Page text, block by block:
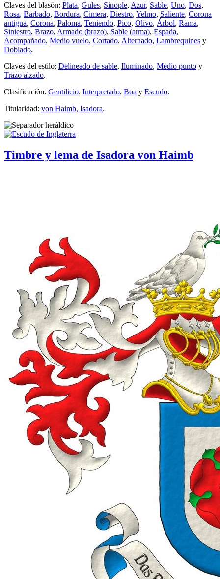
Claves del blasón: Plata, Gules, Sinople, Azur, Sable, Uno, Dos,
Rosa, Barbado, Bordura, Cimera, Diestro, Yelmo, Saliente, Corona
antigua, Corona, Paloma, Teniendo, Pico, Olivo, Árbol, Rama,
Siniestro, Brazo, Armado (brazo), Sable (arma), Espada,
Acompañado, Medio vuelo, Cortado, Alternado, Lambrequines y
Doblado.
Claves del estilo: Delineado de sable, Iluminado, Medio punto y
Trazo alzado.
Clasificación: Gentilicio, Interpretado, Boa y Escudo.
Titularidad: von Haimb, Isadora.
Timbre y lema de Isadora von Haimb